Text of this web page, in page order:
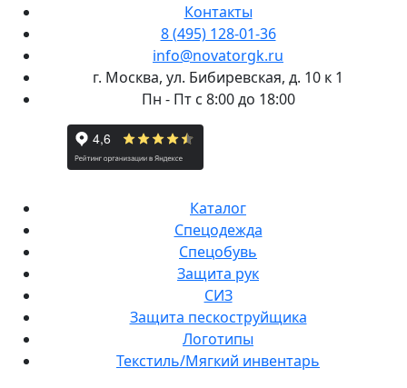
Контакты
8 (495) 128-01-36
info@novatorgk.ru
г. Москва, ул. Бибиревская, д. 10 к 1
Пн - Пт с 8:00 до 18:00
Каталог
Спецодежда
Спецобувь
Защита рук
СИЗ
Защита пескоструйщика
Логотипы
Текстиль/Мягкий инвентарь